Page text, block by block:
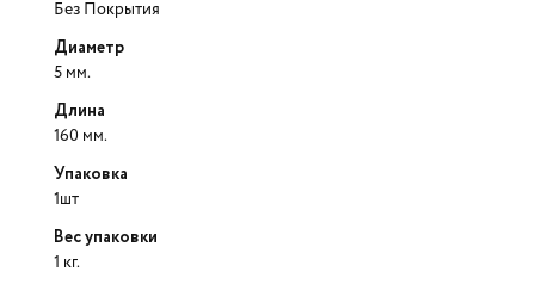
Без Покрытия
Диаметр
5 мм.
Длина
160 мм.
Упаковка
1шт
Вес упаковки
1 кг.